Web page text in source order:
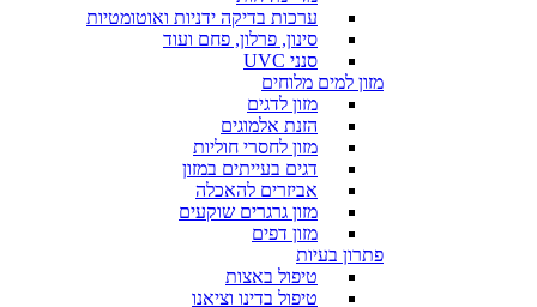
ערכות בדיקה ידניות ואוטומטיות
סינון, פרלון, פחם ועוד
סנני UVC
מזון למים מלוחים
מזון לדגים
הזנת אלמוגים
מזון לחסרי חוליות
דגים בעייתים במזון
אביזרים להאכלה
מזון גרגרים שוקעים
מזון דפים
פתרון בעיות
טיפול באצות
טיפול בדינו וציאנו